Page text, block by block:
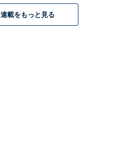
レート 6000mAhバッテリー Type-C
顔認証/GPS/2.4G&5GWi-Fi/分割
ビジネス・子供対応 日本語説明書
連載をもっと見る